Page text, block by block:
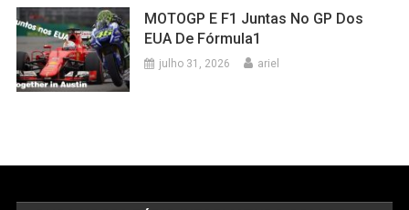
MOTOGP E F1 Juntas No GP Dos
EUA De Fórmula1
julho 31, 2026 ariel